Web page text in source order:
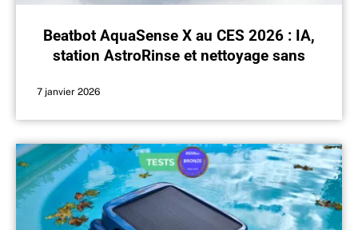
Beatbot AquaSense X au CES 2026 : IA,
station AstroRinse et nettoyage sans
7 janvier 2026